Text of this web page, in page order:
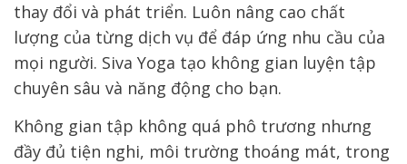
thay đổi và phát triển. Luôn nâng cao chất
lượng của từng dịch vụ để đáp ứng nhu cầu của
mọi người. Siva Yoga tạo không gian luyện tập
chuyên sâu và năng động cho bạn.
Không gian tập không quá phô trương nhưng
đầy đủ tiện nghi, môi trường thoáng mát, trong